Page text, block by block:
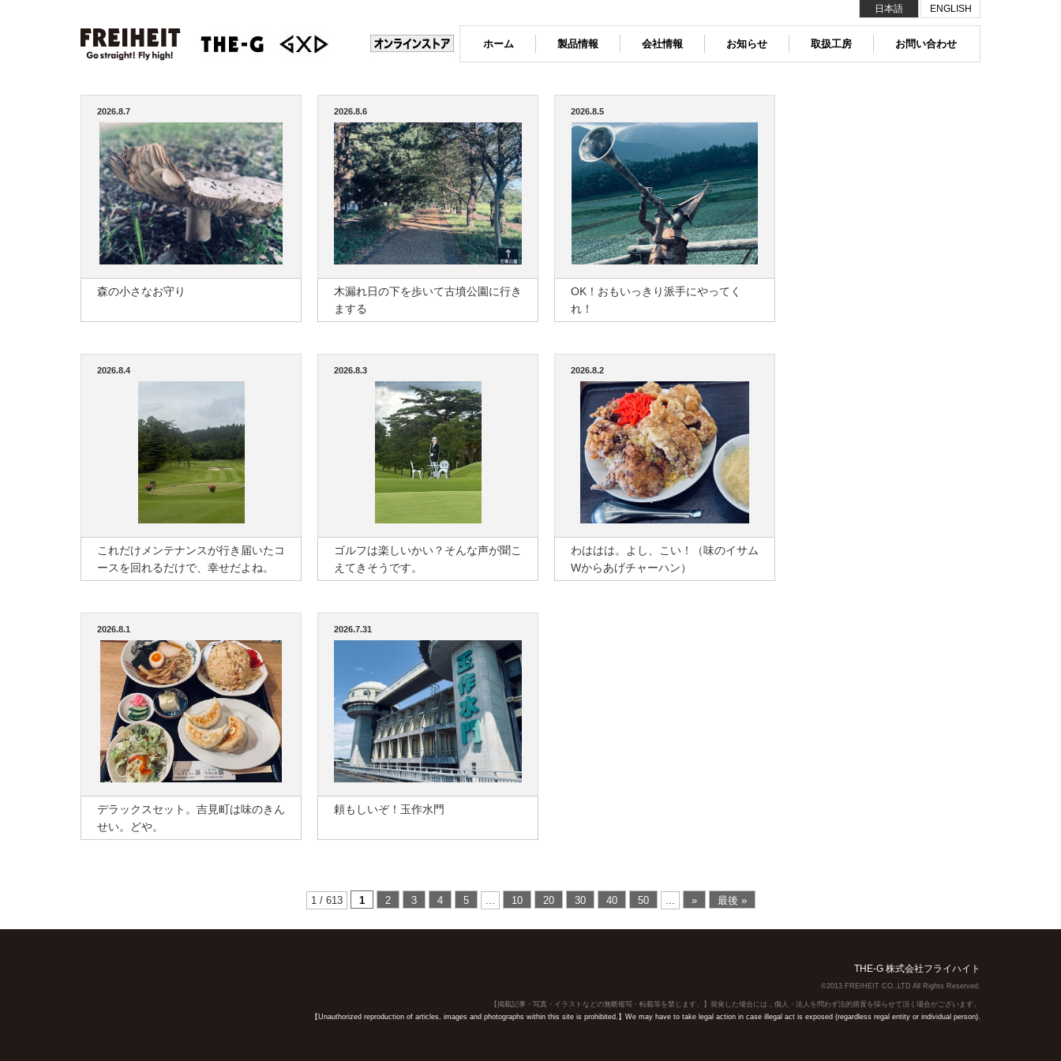
ホーム 製品情報 会社情報 お知らせ 取扱工房 お問い合わせ
日本語 ENGLISH
2026.8.7
森の小さなお守り
2026.8.6
木漏れ日の下を歩いて古墳公園に行き
まする
2026.8.5
OK！おもいっきり派手にやってく
れ！
2026.8.4
これだけメンテナンスが行き届いたコ
ースを回れるだけで、幸せだよね。
2026.8.3
ゴルフは楽しいかい？そんな声が聞こ
えてきそうです。
2026.8.2
わははは。よし、こい！（味のイサム
Wからあげチャーハン）
2026.8.1
デラックスセット。吉見町は味のきん
せい。どや。
2026.7.31
頼もしいぞ！玉作水門
1 / 613 1 2 3 4 5 ... 10 20 30 40 50 ... » 最後 »
THE-G 株式会社フライハイト
©2013 FREIHEIT CO.,LTD All Rights Reserved.
【掲載記事・写真・イラストなどの無断複写・転載等を禁じます。】発覚した場合には，個人・法人を問わず法的措置を採らせて頂く場合がございます。
【Unauthorized reproduction of articles, images and photographs within this site is prohibited.】We may have to take legal action in case illegal act is exposed (regardless regal entity or individual person).